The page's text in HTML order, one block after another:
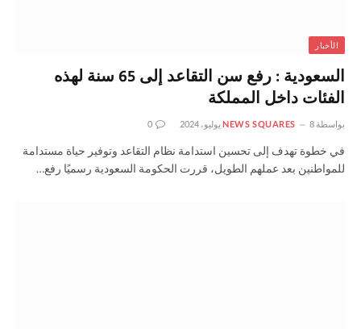
الأخبار
السعودية : رفع سن التقاعد إلى 65 سنة لهذه
الفئات داخل المملكة
بواسطة NEWS SQUARES 8 يوليو، 2024 0
في خطوة تهدف إلى تحسين استدامة نظام التقاعد وتوفير حياة مستدامة
للمواطنين بعد عملهم الطويل، قررت الحكومة السعودية رسميًا رفع…